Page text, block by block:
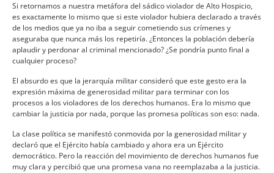
Si retornamos a nuestra metáfora del sádico violador de Alto Hospicio,
es exactamente lo mismo que si este violador hubiera declarado a través
de los medios que ya no iba a seguir cometiendo sus crí­menes y
aseguraba que nunca más los repetirí­a. ¿Entonces la población deberí­a
aplaudir y perdonar al criminal mencionado? ¿Se pondrí­a punto final a
cualquier proceso?
El absurdo es que la jerarquí­a militar consideró que este gesto era la
expresión máxima de generosidad militar para terminar con los
procesos a los violadores de los derechos humanos. Era lo mismo que
cambiar la justicia por nada, porque las promesa polí­ticas son eso: nada.
La clase polí­tica se manifestó conmovida por la generosidad militar y
declaró que el Ejército habí­a cambiado y ahora era un Ejército
democrático. Pero la reacción del movimiento de derechos humanos fue
muy clara y percibió que una promesa vana no reemplazaba a la justicia.